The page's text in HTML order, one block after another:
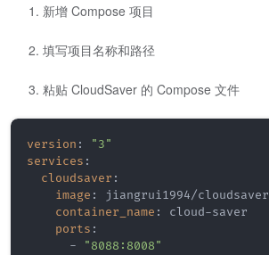
新增 Compose 项目
填写项目名称和路径
粘贴 CloudSaver 的 Compose 文件
version :
"3"
services :
cloudsaver :
image : jiangrui1994/cloudsaver
container_name : cloud-saver
ports :
-
"8088:8008"